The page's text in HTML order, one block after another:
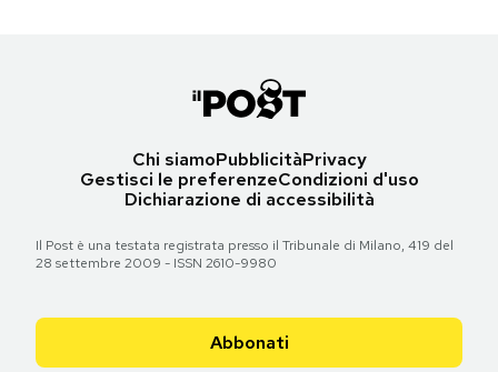
Chi siamoPubblicitàPrivacy
Gestisci le preferenzeCondizioni d'uso
Dichiarazione di accessibilità
Il Post è una testata registrata presso il Tribunale di Milano, 419 del
28 settembre 2009 - ISSN 2610-9980
Abbonati